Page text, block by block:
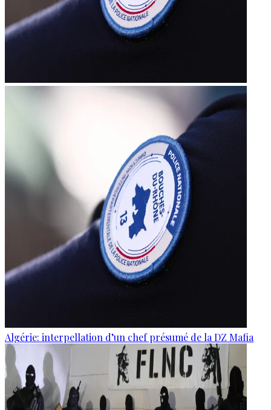
Algérie: interpellation d’un chef présumé de la DZ Mafia